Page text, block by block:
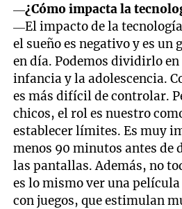
—¿Cómo impacta la
—El impacto de la
el sueño es negativo y es un
en día. Podemos dividirlo
infancia y la adolescencia.
es más difícil de controlar.
chicos, el rol es nuestro
establecer límites. Es muy
menos 90 minutos antes de
las pantallas. Además, no
es lo mismo ver una
con juegos, que estimulan